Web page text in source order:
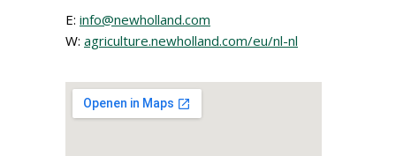
E: info@newholland.com
W: agriculture.newholland.com/eu/nl-nl